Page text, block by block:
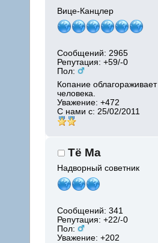
Вице-Канцлер
Сообщений: 2965
Репутация: +59/-0
Пол:
Копание облагораживает
человека.
Уважение:+472
С нами с: 25/02/2011
Тё Ма
Надворный советник
Сообщений: 341
Репутация: +22/-0
Пол:
Уважение:+202